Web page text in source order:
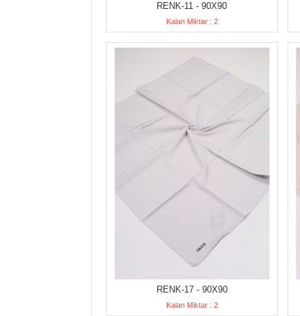
RENK-11 - 90X90
Kalan Miktar : 2
RENK-17 - 90X90
Kalan Miktar : 2